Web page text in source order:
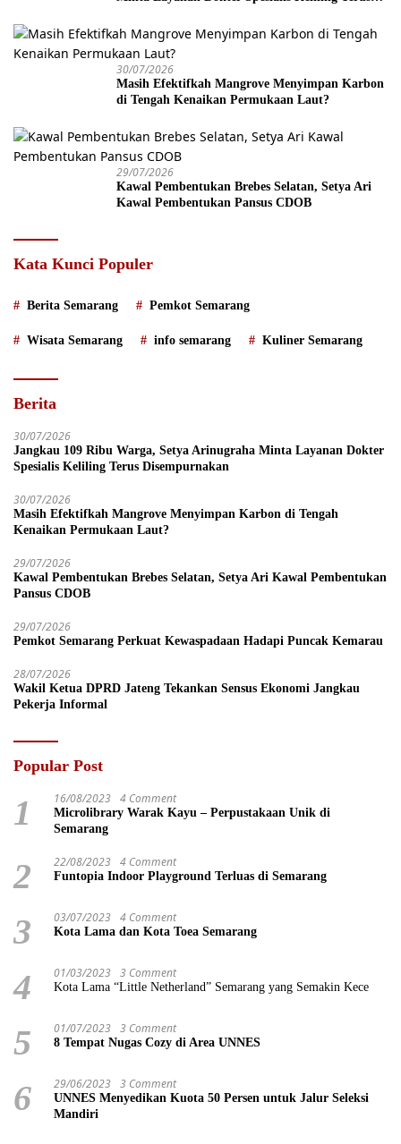
30/07/2026
Masih Efektifkah Mangrove Menyimpan Karbon
di Tengah Kenaikan Permukaan Laut?
29/07/2026
Kawal Pembentukan Brebes Selatan, Setya Ari
Kawal Pembentukan Pansus CDOB
Kata Kunci Populer
Berita Semarang Pemkot Semarang
Wisata Semarang info semarang Kuliner Semarang
Berita
30/07/2026
Jangkau 109 Ribu Warga, Setya Arinugraha Minta Layanan Dokter
Spesialis Keliling Terus Disempurnakan
30/07/2026
Masih Efektifkah Mangrove Menyimpan Karbon di Tengah
Kenaikan Permukaan Laut?
29/07/2026
Kawal Pembentukan Brebes Selatan, Setya Ari Kawal Pembentukan
Pansus CDOB
29/07/2026
Pemkot Semarang Perkuat Kewaspadaan Hadapi Puncak Kemarau
28/07/2026
Wakil Ketua DPRD Jateng Tekankan Sensus Ekonomi Jangkau
Pekerja Informal
Popular Post
1 16/08/2023 4 Comment
Microlibrary Warak Kayu – Perpustakaan Unik di
Semarang
2 22/08/2023 4 Comment
Funtopia Indoor Playground Terluas di Semarang
3 03/07/2023 4 Comment
Kota Lama dan Kota Toea Semarang
4 01/03/2023 3 Comment
Kota Lama “Little Netherland” Semarang yang Semakin Kece
5 01/07/2023 3 Comment
8 Tempat Nugas Cozy di Area UNNES
6 29/06/2023 3 Comment
UNNES Menyedikan Kuota 50 Persen untuk Jalur Seleksi
Mandiri